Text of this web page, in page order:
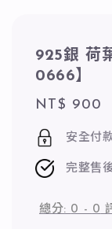
925銀 荷
0666】
Regular
price
NT$ 900
安全付
完整售
總分: 0 - 0